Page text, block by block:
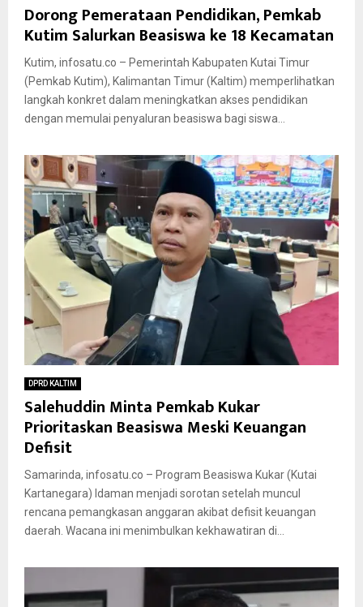
Dorong Pemerataan Pendidikan, Pemkab
Kutim Salurkan Beasiswa ke 18 Kecamatan
Kutim, infosatu.co – Pemerintah Kabupaten Kutai Timur
(Pemkab Kutim), Kalimantan Timur (Kaltim) memperlihatkan
langkah konkret dalam meningkatkan akses pendidikan
dengan memulai penyaluran beasiswa bagi siswa...
DPRD KALTIM
Salehuddin Minta Pemkab Kukar
Prioritaskan Beasiswa Meski Keuangan
Defisit
Samarinda, infosatu.co – Program Beasiswa Kukar (Kutai
Kartanegara) Idaman menjadi sorotan setelah muncul
rencana pemangkasan anggaran akibat defisit keuangan
daerah. Wacana ini menimbulkan kekhawatiran di...